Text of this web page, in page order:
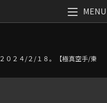
MENU
２０２４/２/１８。【極真空手/東